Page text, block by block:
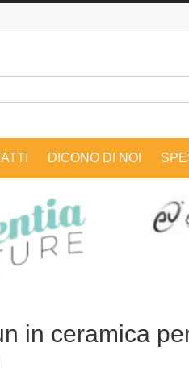
DICONO DI NOI
in ceramica